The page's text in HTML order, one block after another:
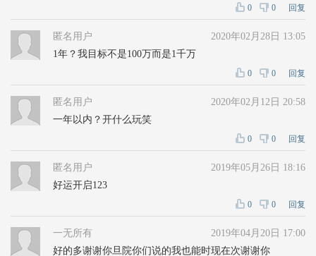
0 0 回复
匿名用户
2020年02月28日 13:05
1年？我目标不是100万而是1千万
0 0 回复
匿名用户
2020年02月12日 20:58
一年以内？开什么玩笑
0 0 回复
匿名用户
2019年05月26日 18:16
好运开启123
0 0 回复
一无所有
2019年04月20日 17:00
好的多谢谢你旦院你们说的我也能时现在次谢谢你